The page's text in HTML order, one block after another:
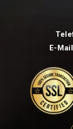
E-